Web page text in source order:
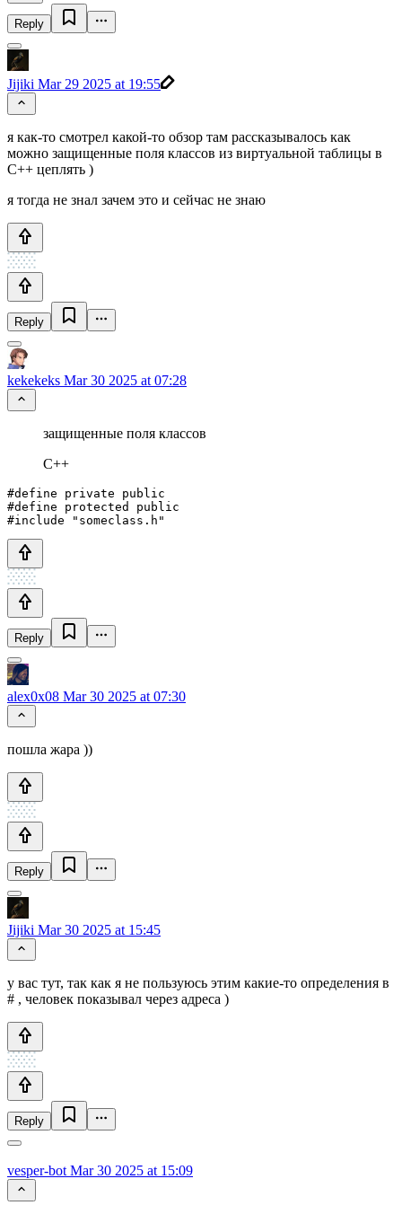
Reply
Jijiki Mar 29 2025 at 19:55
я как-то смотрел какой-то обзор там рассказывалось как
можно защищенные поля классов из виртуальной таблицы в
С++ цеплять )
я тогда не знал зачем это и сейчас не знаю
Reply
kekekeks Mar 30 2025 at 07:28
защищенные поля классов
C++
#define private public
#define protected public
Reply
alex0x08 Mar 30 2025 at 07:30
пошла жара ))
Reply
Jijiki Mar 30 2025 at 15:45
у вас тут, так как я не пользуюсь этим какие-то определения в
# , человек показывал через адреса )
Reply
vesper-bot Mar 30 2025 at 15:09